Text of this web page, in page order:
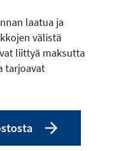
laatua ja
välistä
liittyä maksutta
tarjoavat